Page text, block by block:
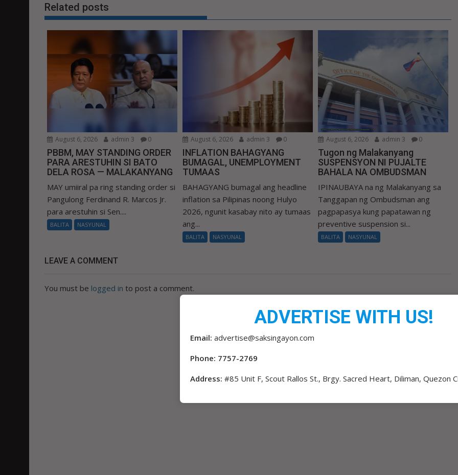
Related posts
August 6, 2026 admin 3 0
PBBM, MAY STANDING ORDER
PARA ARESTUHIN SI BATO
DELA ROSA — MALAKANYANG
MAY umiiral pa ring standing order si
Pangulong Ferdinand R. Marcos Jr.
para arestuhin si Sen....
BALITA NASYUNAL
August 6, 2026 admin 3 0
INFLATION BAHAGYANG
BUMAGAL, UNEMPLOYMENT
TUMAAS
BAHAGYANG bumagal ang headline
inflation sa Pilipinas noong Hulyo
2026, ngunit kasabay nito ay tumaas
ang...
BALITA NASYUNAL
August 6, 2026 admin 3 0
Tugon ng Malakanyang
SUSPENSYON NI PUJALTE
BAHALA NA OMBUDSMAN
IPINAUBAYA na ng Malakanyang sa
Tanggapan ng Ombudsman ang
pagpapasya kung papatawan ng
preventive suspension si...
BALITA NASYUNAL
LEAVE A COMMENT
You must be logged in to post a comment.
ADVERTISE WITH US!
Email: advertise@saksingayon.com
Phone: 7757-2769
Address: #85 Unit F, Scout Rallos St., Brgy. Sacred Heart, Diliman, Quezon